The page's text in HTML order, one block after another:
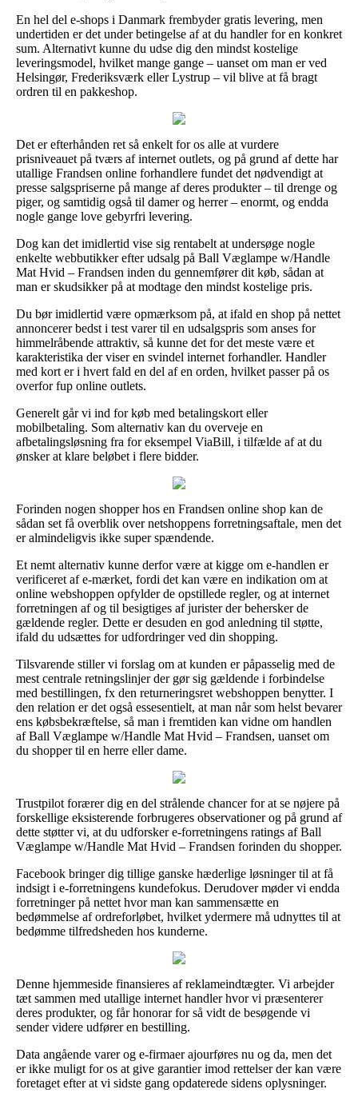
En hel del e-shops i Danmark frembyder gratis levering, men
undertiden er det under betingelse af at du handler for en konkret
sum. Alternativt kunne du udse dig den mindst kostelige
leveringsmodel, hvilket mange gange – uanset om man er ved
Helsingør, Frederiksværk eller Lystrup – vil blive at få bragt
ordren til en pakkeshop.
Det er efterhånden ret så enkelt for os alle at vurdere
prisniveauet på tværs af internet outlets, og på grund af dette har
utallige Frandsen online forhandlere fundet det nødvendigt at
presse salgspriserne på mange af deres produkter – til drenge og
piger, og samtidig også til damer og herrer – enormt, og endda
nogle gange love gebyrfri levering.
Dog kan det imidlertid vise sig rentabelt at undersøge nogle
enkelte webbutikker efter udsalg på Ball Væglampe w/Handle
Mat Hvid – Frandsen inden du gennemfører dit køb, sådan at
man er skudsikker på at modtage den mindst kostelige pris.
Du bør imidlertid være opmærksom på, at ifald en shop på nettet
annoncerer bedst i test varer til en udsalgspris som anses for
himmelråbende attraktiv, så kunne det for det meste være et
karakteristika der viser en svindel internet forhandler. Handler
med kort er i hvert fald en del af en orden, hvilket passer på os
overfor fup online outlets.
Generelt går vi ind for køb med betalingskort eller
mobilbetaling. Som alternativ kan du overveje en
afbetalingsløsning fra for eksempel ViaBill, i tilfælde af at du
ønsker at klare beløbet i flere bidder.
Forinden nogen shopper hos en Frandsen online shop kan de
sådan set få overblik over netshoppens forretningsaftale, men det
er almindeligvis ikke super spændende.
Et nemt alternativ kunne derfor være at kigge om e-handlen er
verificeret af e-mærket, fordi det kan være en indikation om at
online webshoppen opfylder de opstillede regler, og at internet
forretningen af og til besigtiges af jurister der behersker de
gældende regler. Dette er desuden en god anledning til støtte,
ifald du udsættes for udfordringer ved din shopping.
Tilsvarende stiller vi forslag om at kunden er påpasselig med de
mest centrale retningslinjer der gør sig gældende i forbindelse
med bestillingen, fx den returneringsret webshoppen benytter. I
den relation er det også essesentielt, at man når som helst bevarer
ens købsbekræftelse, så man i fremtiden kan vidne om handlen
af Ball Væglampe w/Handle Mat Hvid – Frandsen, uanset om
du shopper til en herre eller dame.
Trustpilot forærer dig en del strålende chancer for at se nøjere på
forskellige eksisterende forbrugeres observationer og på grund af
dette støtter vi, at du udforsker e-forretningens ratings af Ball
Væglampe w/Handle Mat Hvid – Frandsen forinden du shopper.
Facebook bringer dig tillige ganske hæderlige løsninger til at få
indsigt i e-forretningens kundefokus. Derudover møder vi endda
forretninger på nettet hvor man kan sammensætte en
bedømmelse af ordreforløbet, hvilket ydermere må udnyttes til at
bedømme tilfredsheden hos kunderne.
Denne hjemmeside finansieres af reklameindtægter. Vi arbejder
tæt sammen med utallige internet handler hvor vi præsenterer
deres produkter, og får honorar for så vidt de besøgende vi
sender videre udfører en bestilling.
Data angående varer og e-firmaer ajourføres nu og da, men det
er ikke muligt for os at give garantier imod rettelser der kan være
foretaget efter at vi sidste gang opdaterede sidens oplysninger.